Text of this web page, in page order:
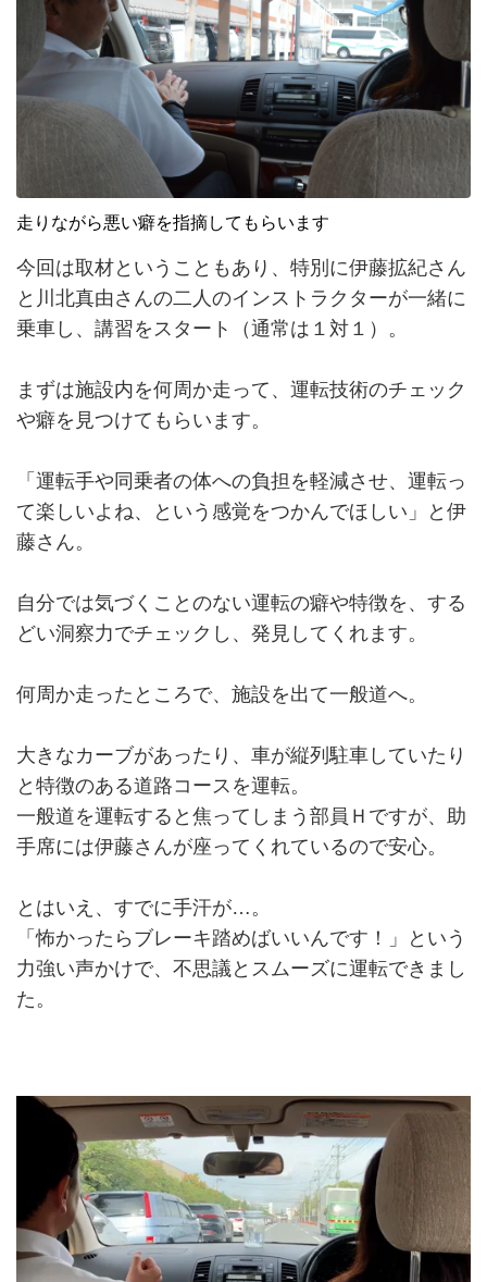
走りながら悪い癖を指摘してもらいます
今回は取材ということもあり、特別に伊藤拡紀さん
と川北真由さんの二人のインストラクターが一緒に
乗車し、講習をスタート（通常は１対１）。
まずは施設内を何周か走って、運転技術のチェック
や癖を見つけてもらいます。
「運転手や同乗者の体への負担を軽減させ、運転っ
て楽しいよね、という感覚をつかんでほしい」と伊
藤さん。
自分では気づくことのない運転の癖や特徴を、する
どい洞察力でチェックし、発見してくれます。
何周か走ったところで、施設を出て一般道へ。
大きなカーブがあったり、車が縦列駐車していたり
と特徴のある道路コースを運転。
一般道を運転すると焦ってしまう部員Ｈですが、助
手席には伊藤さんが座ってくれているので安心。
とはいえ、すでに手汗が…。
「怖かったらブレーキ踏めばいいんです！」という
力強い声かけで、不思議とスムーズに運転できまし
た。